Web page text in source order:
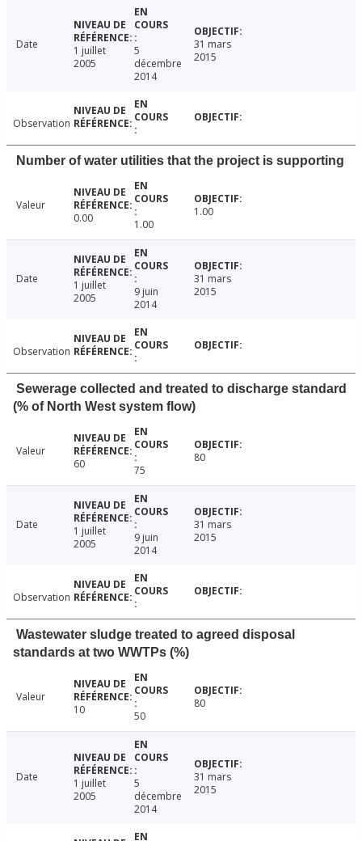
Date
1 juillet
2005
5
décembre
2014
31 mars
2015
Observation
Number of water utilities that the project is supporting
Valeur
0.00
1.00
1.00
Date
1 juillet
2005
9 juin
2014
31 mars
2015
Observation
Sewerage collected and treated to discharge standard
(% of North West system flow)
Valeur
60
75
80
Date
1 juillet
2005
9 juin
2014
31 mars
2015
Observation
Wastewater sludge treated to agreed disposal
standards at two WWTPs (%)
Valeur
10
50
80
Date
1 juillet
2005
5
décembre
2014
31 mars
2015